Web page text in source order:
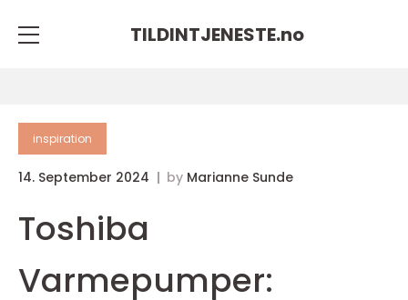
TILDINTJENESTE.no
inspiration
14. September 2024 by Marianne Sunde
Toshiba
Varmepumper: